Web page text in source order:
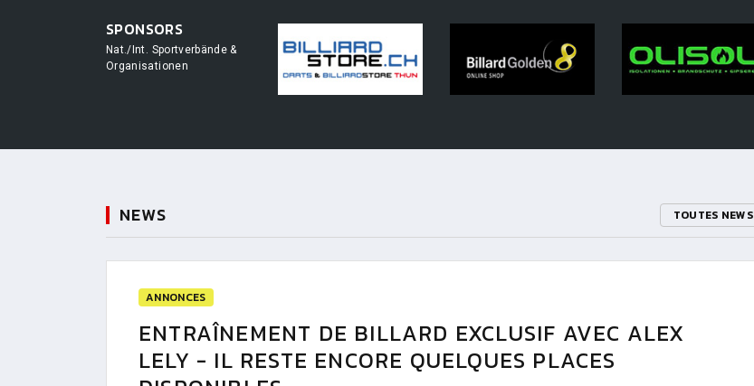
SPONSORS
Nat./Int. Sportverbände &
Organisationen
NEWS TOUTES NEWS
ANNONCES
ENTRAÎNEMENT DE BILLARD EXCLUSIF AVEC ALEX
LELY - IL RESTE ENCORE QUELQUES PLACES